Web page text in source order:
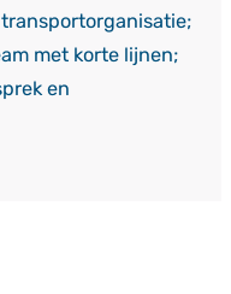
met korte lijnen;
en